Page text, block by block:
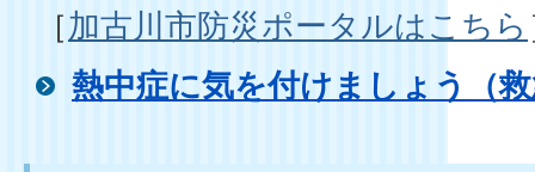
［加古川市防災ポータルはこちら
熱中症に気を付けましょう（